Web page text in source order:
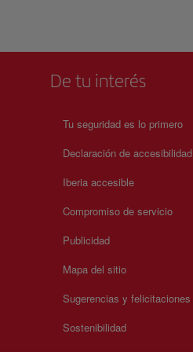
De tu interés
Tu seguridad es lo primero
Declaración de accesibilidad
Iberia accesible
Compromiso de servicio
Publicidad
Mapa del sitio
Sugerencias y felicitaciones
Sostenibilidad